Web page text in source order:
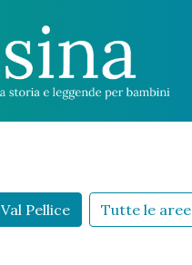
Val Pellice Tutte le aree